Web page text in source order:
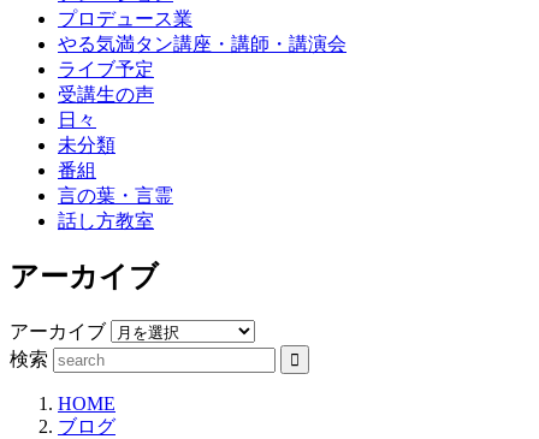
プロデュース業
やる気満タン講座・講師・講演会
ライブ予定
受講生の声
日々
未分類
番組
言の葉・言霊
話し方教室
アーカイブ
アーカイブ
検索
HOME
ブログ